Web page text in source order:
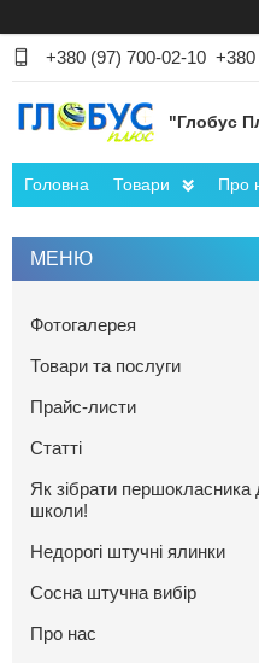
+380 (97) 700-02-10 +380
"Глобус
Головна Товари Про
Фотогалерея
Товари та послуги
Прайс-листи
Статті
Як зібрати першокласника
школи!
Недорогі штучні ялинки
Сосна штучна вибір
Про нас